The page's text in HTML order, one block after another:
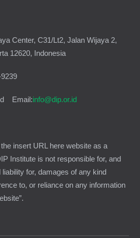
Center, C31/Lt2, Jalan Wijaya 2,
12620, Indonesia
Email:info@dip.or.id
insert URL here website as a
Institute is not responsible for, and
for, damages of any kind
to, or reliance on any information